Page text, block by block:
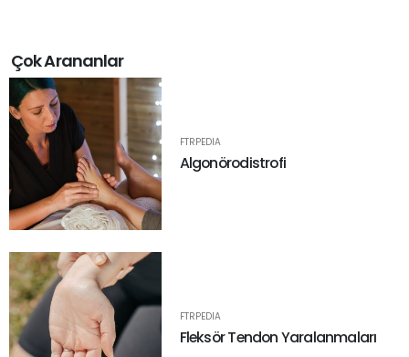
Çok Arananlar
FTRPEDIA
Algonörodistrofi
FTRPEDIA
Fleksör Tendon Yaralanmaları